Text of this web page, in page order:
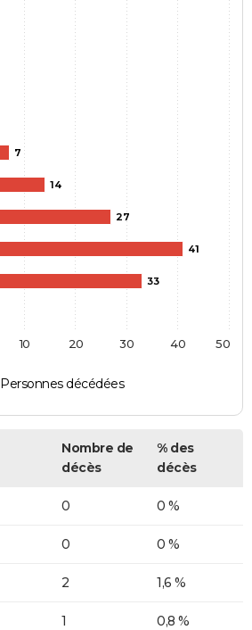
7
14
27
41
33
Personnes décédées
10 20 30 40 50
Nombre de
décès
% des
décès
0 0 %
0 0 %
2 1,6 %
1 0,8 %